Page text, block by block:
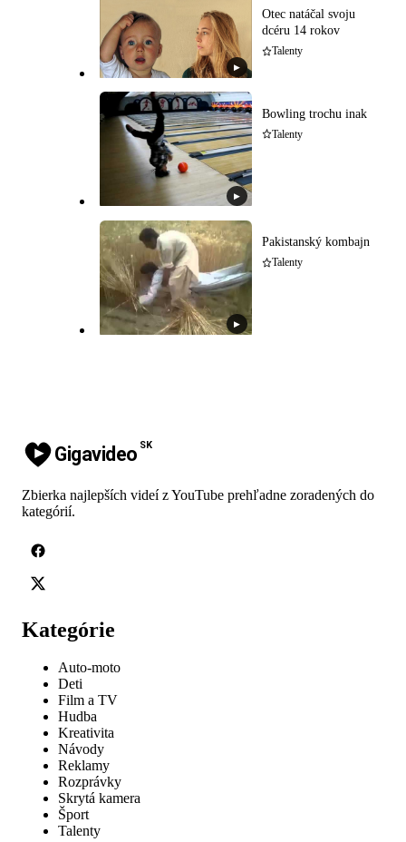
▶
Otec natáčal svoju
dcéru 14 rokov
Talenty
▶
Bowling trochu inak
Talenty
▶
Pakistanský kombajn
Talenty
Gigavideo SK
Zbierka najlepších videí z YouTube prehľadne zoradených do
kategórií.
Kategórie
Auto-moto
Deti
Film a TV
Hudba
Kreativita
Návody
Reklamy
Rozprávky
Skrytá kamera
Šport
Talenty